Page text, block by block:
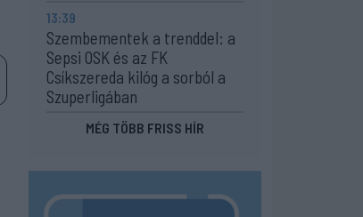
13:39
Szembementek a trenddel: a
Sepsi OSK és az FK
Csíkszereda kilóg a sorból a
Szuperligában
MÉG TÖBB FRISS HÍR